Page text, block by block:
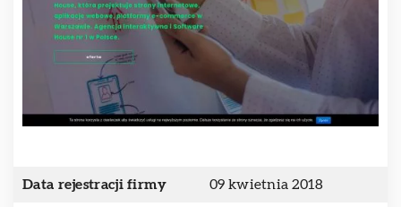
Data rejestracji firmy 09 kwietnia 2018